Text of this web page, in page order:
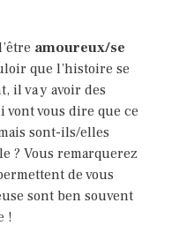
amoureux/se
que l’histoire se
il va y avoir des
vont vous dire que ce
sont-ils/elles
? Vous remarquerez
de vous
sont ben souvent
!